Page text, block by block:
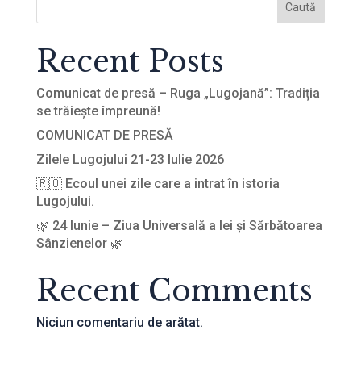
Caută
Recent Posts
Comunicat de presă – Ruga „Lugojană”: Tradiția
se trăiește împreună!
COMUNICAT DE PRESĂ
Zilele Lugojului 21-23 Iulie 2026
🇷🇴 Ecoul unei zile care a intrat în istoria
Lugojului.
🌿 24 Iunie – Ziua Universală a Iei și Sărbătoarea
Sânzienelor 🌿
Recent Comments
Niciun comentariu de arătat.